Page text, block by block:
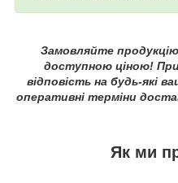
Замовляйте продукцію
доступною ціною!
відповість на будь-які
оперативні терміни
Як ми